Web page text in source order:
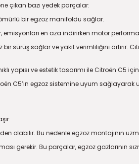
çıkan bazı yedek parçalar:
ömürlü bir egzoz manifoldu sağlar.
en aza indirirken motor
sürüş sağlar ve yakıt verimliliğini artırır.
yapısı ve estetik tasarımı ile Citroën C5
C5’in egzoz sistemine uyum
olabilir. Bu nedenle egzoz montajının
gerekir. Bu parçalar, egzoz gazlarının